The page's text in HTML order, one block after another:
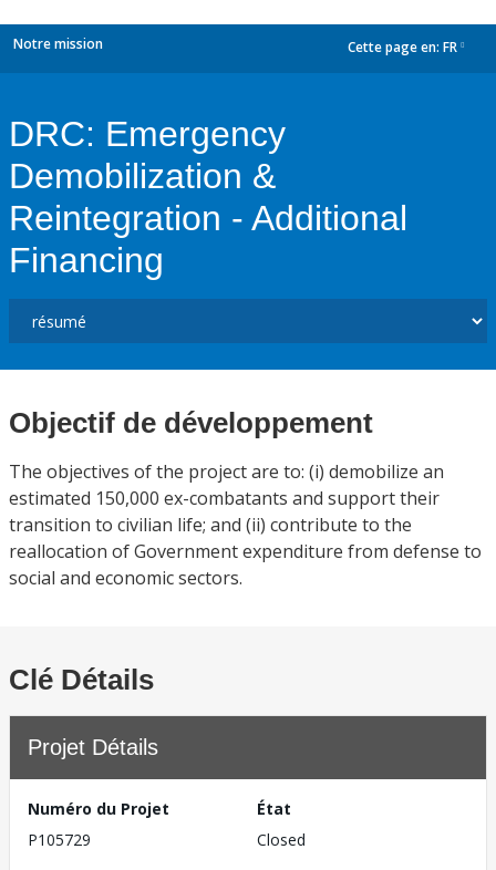
Notre mission Cette page en: FR
DRC: Emergency
Demobilization &
Reintegration - Additional
Financing
Objectif de développement
The objectives of the project are to: (i) demobilize an
estimated 150,000 ex-combatants and support their
transition to civilian life; and (ii) contribute to the
reallocation of Government expenditure from defense to
social and economic sectors.
Clé Détails
Projet Détails
Numéro du Projet
P105729
État
Closed